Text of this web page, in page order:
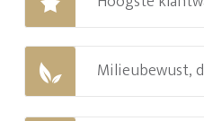
Milieubewust,